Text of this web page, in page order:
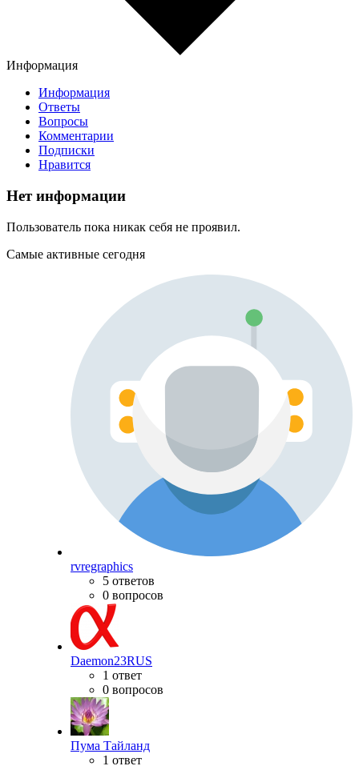
Информация
Информация
Ответы
Вопросы
Комментарии
Подписки
Нравится
Нет информации
Пользователь пока никак себя не проявил.
Самые активные сегодня
rvregraphics
5 ответов
0 вопросов
Daemon23RUS
1 ответ
0 вопросов
Пума Тайланд
1 ответ